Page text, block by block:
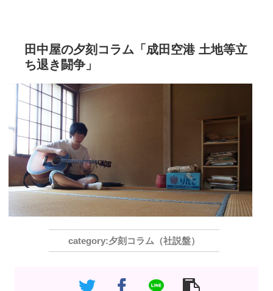
田中屋の夕刻コラム「成田空港 土地等立
ち退き闘争」
夕刻コラム（社説盤）